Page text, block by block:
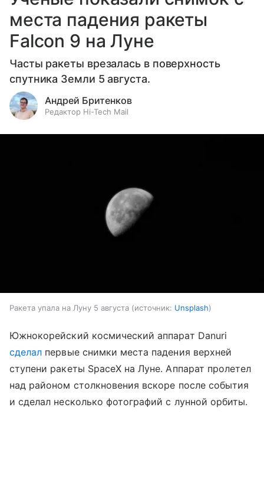
места падения ракеты
Falcon 9 на Луне
Часты ракеты врезалась в поверхность
спутника Земли 5 августа.
Андрей Бритенков
Редактор Hi-Tech Mail
Ракета упала на Луну 5 августа источник: Unsplash
Южнокорейский космический аппарат Danuri
сделал первые снимки места падения верхней
ступени ракеты SpaceX на Луне. Аппарат пролетел
над районом столкновения вскоре после события
и сделал несколько фотографий с лунной орбиты.